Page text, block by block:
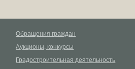
Обращения граждан
Аукционы, конкурсы
Градостроительная деятельность